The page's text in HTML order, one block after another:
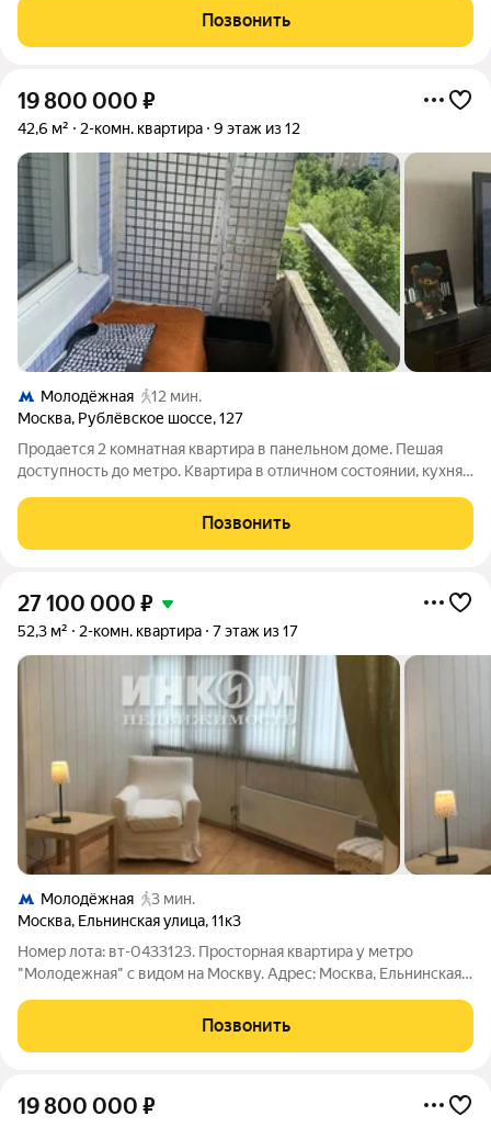
"двушка" в полноценном сталинском доме по адресу ул.
Молодогвардейская, 46, корпус 3 - это не
Позвонить
19 800 000 ₽
42,6 м² 2-комн. квартира 9 этаж из 12
Молодёжная
12 мин.
Москва, Рублёвское шоссе,127
Продается 2 комнатная квартира в панельном доме. Пешая
доступность до метро. Квартира в отличном состоянии, кухня
совмещённый, лоджия 4.5 кв.м., прихожая 6кв.м.,
перепланировок нет. Мебель и
Позвонить
27 100 000 ₽
52,3 м² 2-комн. квартира 7 этаж из 17
Молодёжная
3 мин.
Москва, Ельнинская улица,11к3
Номер лота: вт-0433123. Просторная квартира у метро
"Молодежная" с видом на Москву. Адрес: Москва, Ельнинская
Престижный район с готовой инфраструктурой: школы, сады,
парки, магазины - всё
Позвонить
19 800 000 ₽